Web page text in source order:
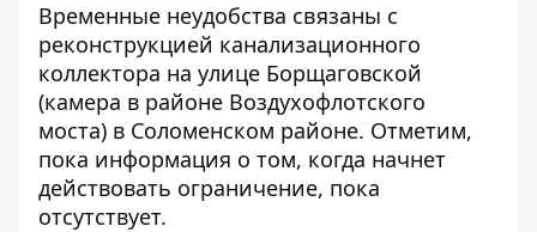
Временные неудобства связаны с
реконструкцией канализационного
коллектора на улице Борщаговской
(камера в районе Воздухофлотского
моста) в Соломенском районе. Отметим,
пока информация о том, когда начнет
действовать ограничение, пока
отсутствует.